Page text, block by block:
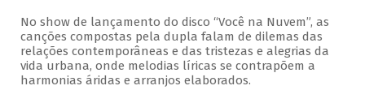
No show de lançamento do disco “Você na Nuvem”, as
canções compostas pela dupla falam de dilemas das
relações contemporâneas e das tristezas e alegrias da
vida urbana, onde melodias líricas se contrapõem a
harmonias áridas e arranjos elaborados.